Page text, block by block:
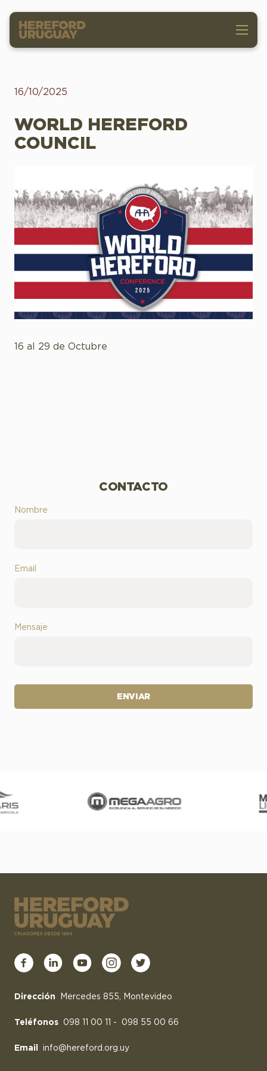
16/10/2025
WORLD HEREFORD
COUNCIL
16 al 29 de Octubre
CONTACTO
Nombre
Email
Mensaje
ENVIAR
Dirección Mercedes 855, Montevideo
Teléfonos 098 11 00 11 - 098 55 00 66
Email info@hereford.org.uy